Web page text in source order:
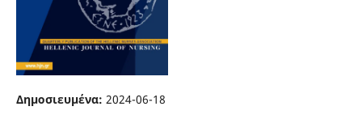
Δημοσιευμένα: 2024-06-18